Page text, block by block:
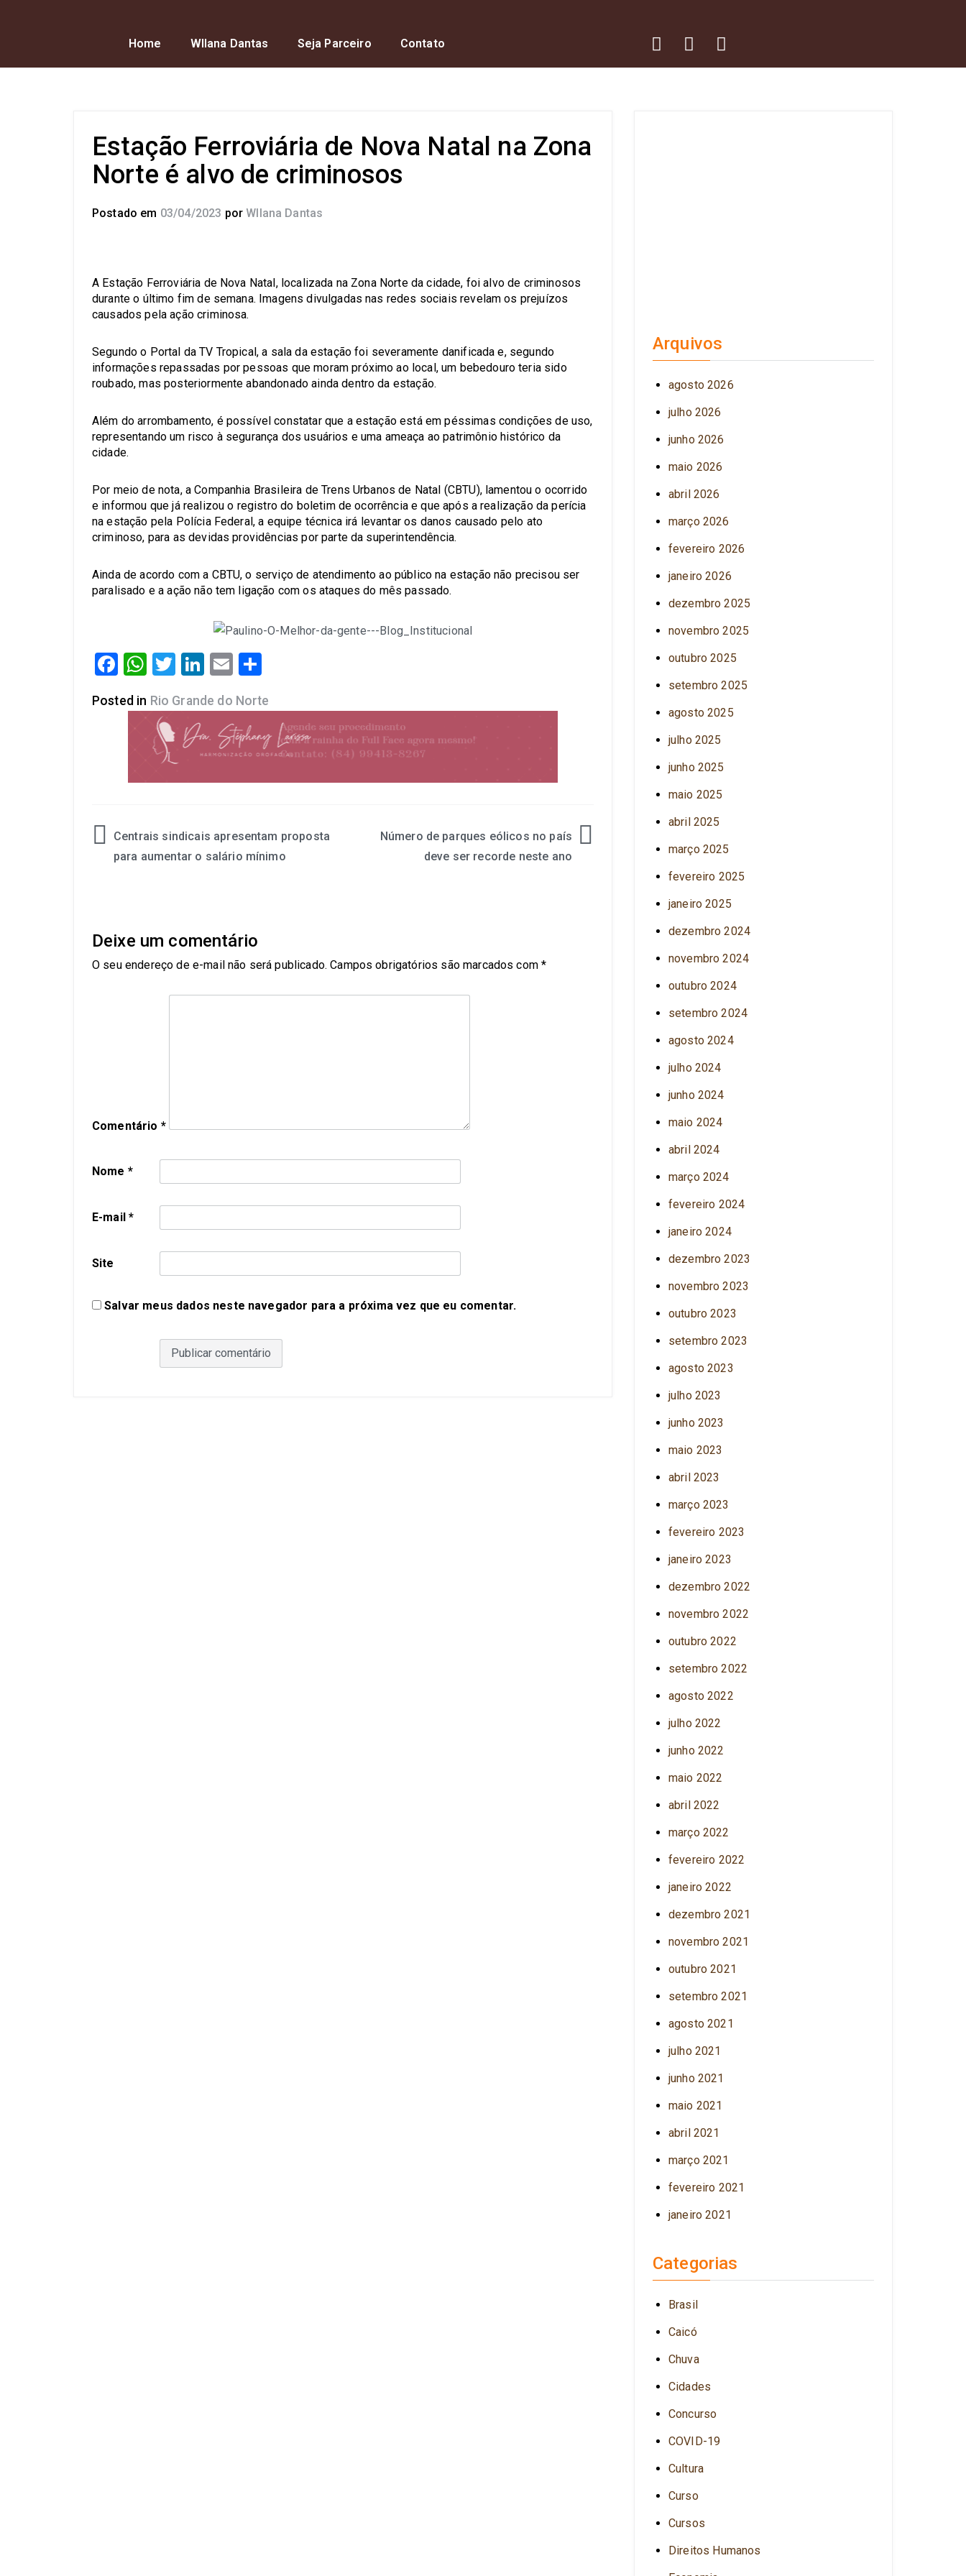
Home Wllana Dantas Seja Parceiro Contato
Estação Ferroviária de Nova Natal na Zona
Norte é alvo de criminosos
Postado em 03/04/2023 por Wllana Dantas
A Estação Ferroviária de Nova Natal, localizada na Zona Norte da cidade, foi alvo de criminosos
durante o último fim de semana. Imagens divulgadas nas redes sociais revelam os prejuízos
causados pela ação criminosa.
Segundo o Portal da TV Tropical, a sala da estação foi severamente danificada e, segundo
informações repassadas por pessoas que moram próximo ao local, um bebedouro teria sido
roubado, mas posteriormente abandonado ainda dentro da estação.
Além do arrombamento, é possível constatar que a estação está em péssimas condições de uso,
representando um risco à segurança dos usuários e uma ameaça ao patrimônio histórico da
cidade.
Por meio de nota, a Companhia Brasileira de Trens Urbanos de Natal (CBTU), lamentou o ocorrido
e informou que já realizou o registro do boletim de ocorrência e que após a realização da perícia
na estação pela Polícia Federal, a equipe técnica irá levantar os danos causado pelo ato
criminoso, para as devidas providências por parte da superintendência.
Ainda de acordo com a CBTU, o serviço de atendimento ao público na estação não precisou ser
paralisado e a ação não tem ligação com os ataques do mês passado.
Facebook
WhatsApp
Twitter
LinkedIn
Email
Posted in Rio Grande do Norte
Centrais sindicais apresentam proposta
para aumentar o salário mínimo
Número de parques eólicos no país
deve ser recorde neste ano
Deixe um comentário
O seu endereço de e-mail não será publicado. Campos obrigatórios são marcados com*
Comentário *
Nome *
E-mail*
Site
Salvar meus dados neste navegador para a próxima vez que eu comentar.
Arquivos
agosto 2026
julho 2026
junho 2026
maio 2026
abril 2026
março 2026
fevereiro 2026
janeiro 2026
dezembro 2025
novembro 2025
outubro 2025
setembro 2025
agosto 2025
julho 2025
junho 2025
maio 2025
abril 2025
março 2025
fevereiro 2025
janeiro 2025
dezembro 2024
novembro 2024
outubro 2024
setembro 2024
agosto 2024
julho 2024
junho 2024
maio 2024
abril 2024
março 2024
fevereiro 2024
janeiro 2024
dezembro 2023
novembro 2023
outubro 2023
setembro 2023
agosto 2023
julho 2023
junho 2023
maio 2023
abril 2023
março 2023
fevereiro 2023
janeiro 2023
dezembro 2022
novembro 2022
outubro 2022
setembro 2022
agosto 2022
julho 2022
junho 2022
maio 2022
abril 2022
março 2022
fevereiro 2022
janeiro 2022
dezembro 2021
novembro 2021
outubro 2021
setembro 2021
agosto 2021
julho 2021
junho 2021
maio 2021
abril 2021
março 2021
fevereiro 2021
janeiro 2021
Categorias
Brasil
Caicó
Chuva
Cidades
Concurso
COVID-19
Cultura
Curso
Cursos
Direitos Humanos